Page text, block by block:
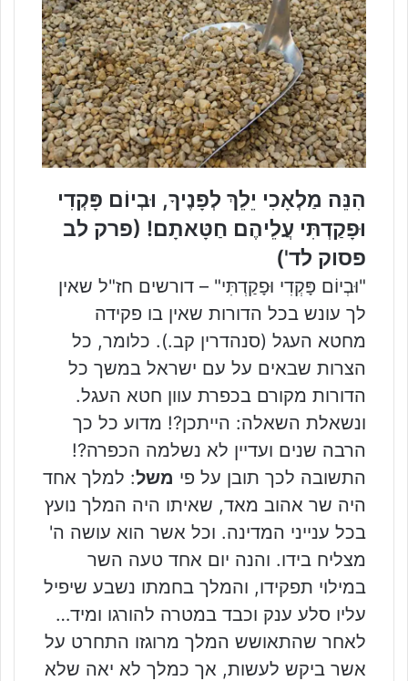
i
l
הִנֵּה מַלְאָכִי יֵלֵךְ לְפָנֶיךָ, וּבְיוֹם פָּקְדִי
וּפָקַדְתִּי עֲלֵיהֶם חַטָּאתָם! (פרק לב
פסוק לד')
"וּבְיוֹם פָּקְדִי וּפָקַדְתִּי" – דורשים חז"ל שאין
לך עונש בכל הדורות שאין בו פקידה
מחטא העגל (סנהדרין קב.). כלומר, כל
הצרות שבאים על עם ישראל במשך כל
הדורות מקורם בכפרת עוון חטא העגל.
ונשאלת השאלה: הייתכן?! מדוע כל כך
הרבה שנים ועדיין לא נשלמה הכפרה?!
התשובה לכך תובן על פי משל: למלך אחד
היה שר אהוב מאד, שאיתו היה המלך נועץ
בכל ענייני המדינה. וכל אשר הוא עושה ה'
מצליח בידו. והנה יום אחד טעה השר
במילוי תפקידו, והמלך בחמתו נשבע שיפיל
עליו סלע ענק וכבד במטרה להורגו ומיד…
לאחר שהתאושש המלך מרוגזו התחרט על
אשר ביקש לעשות, אך כמלך לא יאה שלא